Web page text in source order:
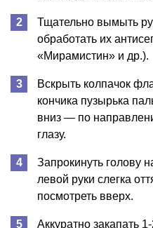
Тщательно вымыть
обработать их
«Мирамистин» и др.).
Вскрыть колпачок
кончика пузырька
вниз — по
глазу.
Запрокинуть голову
левой руки слегка
посмотреть вверх.
Аккуратно закапать